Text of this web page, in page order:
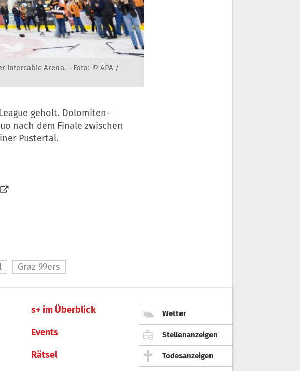
Intercable Arena. - Foto: © APA /
geholt. Dolomiten-
nach dem Finale zwischen
Pustertal.
Graz 99ers
s+ im Überblick
Events
Rätsel
Wetter
Stellenanzeigen
Todesanzeigen